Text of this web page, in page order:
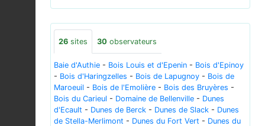
26 sites 30 observateurs
Baie d'Authie - Bois Louis et d'Epenin - Bois d'Epinoy
- Bois d'Haringzelles - Bois de Lapugnoy - Bois de
Maroeuil - Bois de l'Emolière - Bois des Bruyères -
Bois du Carieul - Domaine de Bellenville - Dunes
d'Ecault - Dunes de Berck - Dunes de Slack - Dunes
de Stella-Merlimont - Dunes du Fort Vert - Dunes du